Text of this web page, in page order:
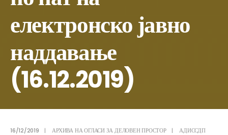
електронско јавно
наддавање
(16.12.2019)
16/12/2019 | АРХИВА НА ОГЛАСИ ЗА ДЕЛОВЕН ПРОСТОР | АДИССДП